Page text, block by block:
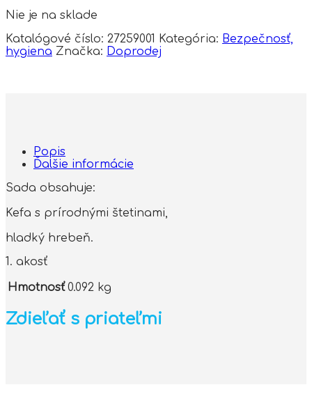
Nie je na sklade
Katalógové číslo: 27259001 Kategória: Bezpečnosť,
hygiena Značka: Doprodej
Popis
Ďalšie informácie
Sada obsahuje:
Kefa s prírodnými štetinami,
hladký hrebeň.
1. akosť
Hmotnosť 0.092 kg
Zdieľať s priateľmi